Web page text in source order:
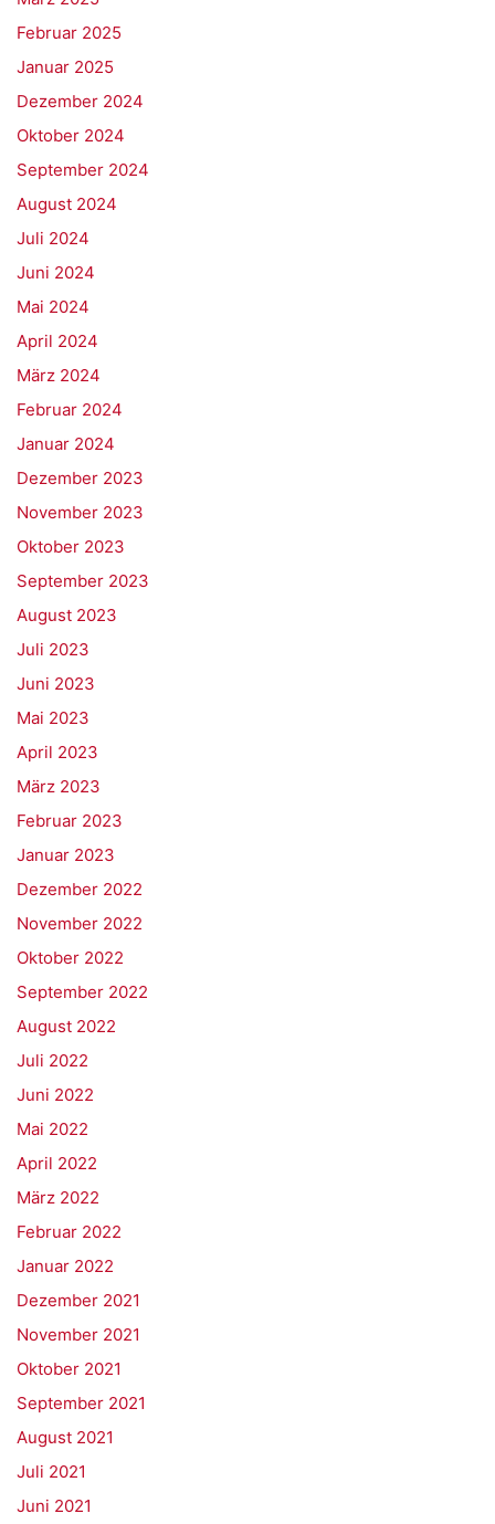
Februar 2025
Januar 2025
Dezember 2024
Oktober 2024
September 2024
August 2024
Juli 2024
Juni 2024
Mai 2024
April 2024
März 2024
Februar 2024
Januar 2024
Dezember 2023
November 2023
Oktober 2023
September 2023
August 2023
Juli 2023
Juni 2023
Mai 2023
April 2023
März 2023
Februar 2023
Januar 2023
Dezember 2022
November 2022
Oktober 2022
September 2022
August 2022
Juli 2022
Juni 2022
Mai 2022
April 2022
März 2022
Februar 2022
Januar 2022
Dezember 2021
November 2021
Oktober 2021
September 2021
August 2021
Juli 2021
Juni 2021